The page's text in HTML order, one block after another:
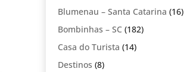
Blumenau – Santa Catarina (16)
Bombinhas – SC (182)
Casa do Turista (14)
Destinos (8)